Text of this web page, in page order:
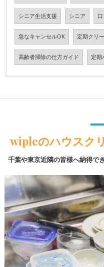
シニア生活支援 シニア 口
急なキャンセルOK 定期クリ
高齢者掃除の仕方ガイド 定期
wipleのハウスク
千葉や東京近隣の皆様へ納得で